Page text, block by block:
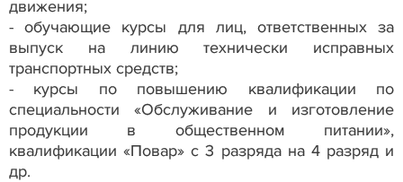
движения;
- обучающие курсы для лиц, ответственных за
выпуск на линию технически исправных
транспортных средств;
- курсы по повышению квалификации по
специальности «Обслуживание и изготовление
продукции в общественном питании»,
квалификации «Повар» с 3 разряда на 4 разряд и
др.